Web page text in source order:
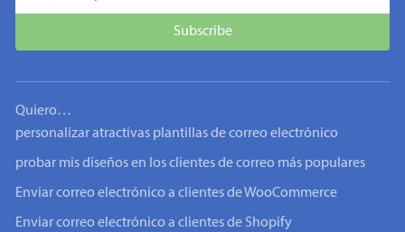
Quiero…
personalizar atractivas plantillas de correo electrónico
probar mis diseños en los clientes de correo más populares
Enviar correo electrónico a clientes de WooCommerce
Enviar correo electrónico a clientes de Shopify